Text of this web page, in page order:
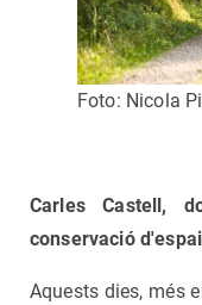
Foto: Nicola
Carles Castell,
conservació
Aquests dies, més